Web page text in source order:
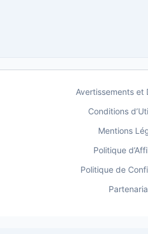
Avertissements et
Conditions
Mentions
Politique
Politique de